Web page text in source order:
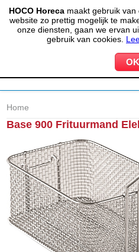
HOCO Horecamaakt gebruik van
website zo prettig mogelijk te
onze diensten, gaan we ervan
gebruik van cookies.
(020) 497 6325
MIJN ACCOUNT 0
Home
Base 900 Frituurmand